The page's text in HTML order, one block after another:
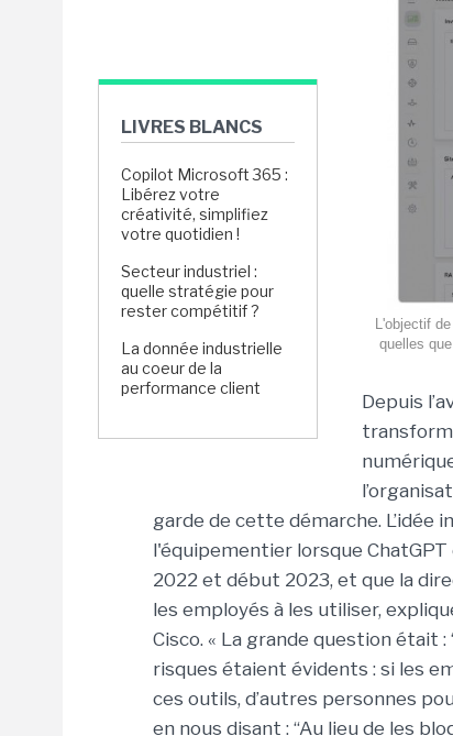
LIVRES BLANCS
Copilot Microsoft 365 :
Libérez votre
créativité, simplifiez
votre quotidien !
Secteur industriel :
quelle stratégie pour
rester compétitif ?
La donnée industrielle
au coeur de la
performance client
L'objectif
quelles
Depuis
garde de cette démarche. L’idée
l'équipementier lorsque
2022 et début 2023, et que la
les employés à les utiliser,
Cisco. « La grande question était :
risques étaient évidents : si les
ces outils, d’autres personnes
en nous disant : “Au lieu de les